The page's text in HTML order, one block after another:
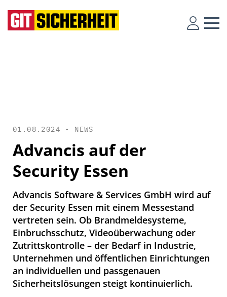
01.08.2024 • NEWS
Advancis auf der
Security Essen
Advancis Software & Services GmbH wird auf
der Security Essen mit einem Messestand
vertreten sein. Ob Brandmeldesysteme,
Einbruchsschutz, Videoüberwachung oder
Zutrittskontrolle – der Bedarf in Industrie,
Unternehmen und öffentlichen Einrichtungen
an individuellen und passgenauen
Sicherheitslösungen steigt kontinuierlich.